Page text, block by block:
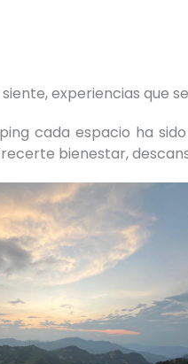
experiencias que
cada espacio ha
bienestar,